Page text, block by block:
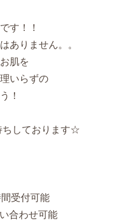
す！！
ありません。。
肌を
いらずの
！
ちしております☆
受付可能
合わせ可能